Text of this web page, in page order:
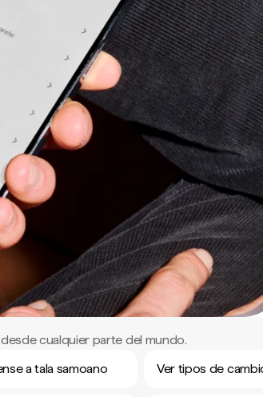
cualquier parte del mundo.
a tala samoano
Ver tipos de